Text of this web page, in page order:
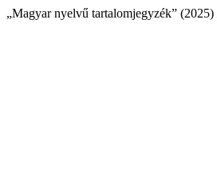
„Magyar nyelvű tartalomjegyzék” (2025)